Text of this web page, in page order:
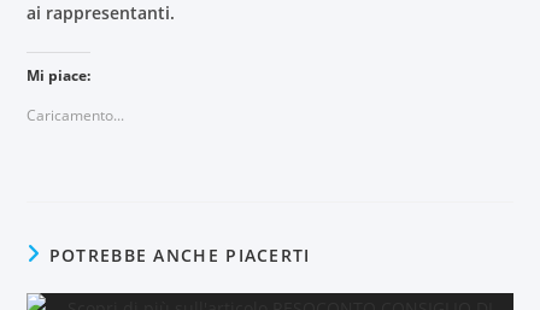
ai rappresentanti.
Mi piace:
Caricamento...
POTREBBE ANCHE PIACERTI